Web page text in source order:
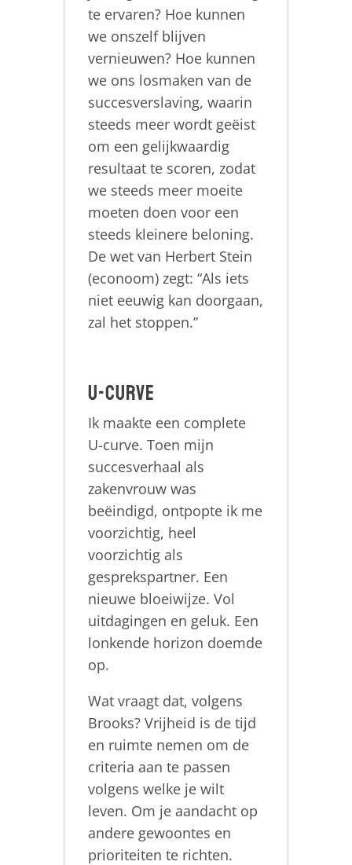
te ervaren? Hoe kunnen
we onszelf blijven
vernieuwen? Hoe kunnen
we ons losmaken van de
succesverslaving, waarin
steeds meer wordt geëist
om een gelijkwaardig
resultaat te scoren, zodat
we steeds meer moeite
moeten doen voor een
steeds kleinere beloning.
De wet van Herbert Stein
(econoom) zegt: “Als iets
niet eeuwig kan doorgaan,
zal het stoppen.”
U-curve
Ik maakte een complete
U-curve. Toen mijn
succesverhaal als
zakenvrouw was
beëindigd, ontpopte ik me
voorzichtig, heel
voorzichtig als
gesprekspartner. Een
nieuwe bloeiwijze. Vol
uitdagingen en geluk. Een
lonkende horizon doemde
op.
Wat vraagt dat, volgens
Brooks? Vrijheid is de tijd
en ruimte nemen om de
criteria aan te passen
volgens welke je wilt
leven. Om je aandacht op
andere gewoontes en
prioriteiten te richten.